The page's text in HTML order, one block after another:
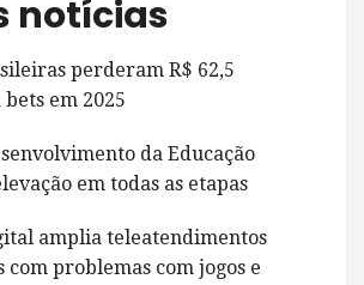
notícias
perderam R$ 62,5
em 2025
da Educação
em todas as etapas
amplia teleatendimentos
com problemas com jogos e